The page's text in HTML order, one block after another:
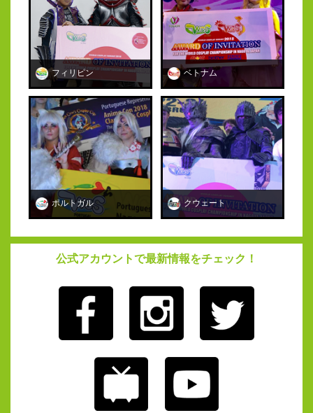
フィリピン ベトナム
ポルトガル クウェート
公式アカウントで最新情報をチェック！